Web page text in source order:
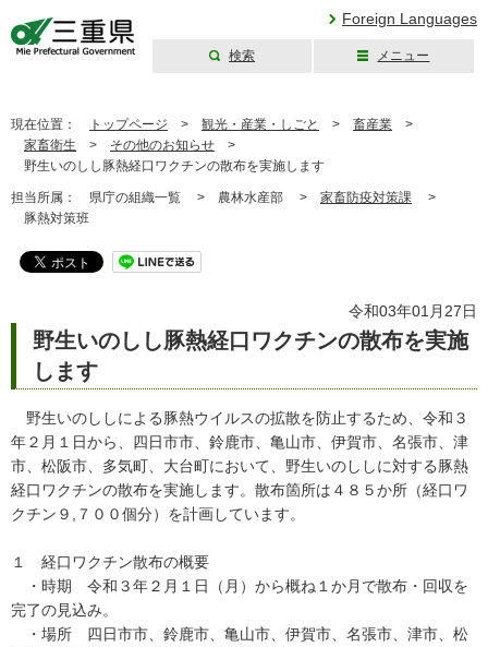
Foreign Languages
検索 メニュー
現在位置： トップページ > 観光・産業・しごと > 畜産業 >
家畜衛生 > その他のお知らせ >
野生いのしし豚熱経口ワクチンの散布を実施します
担当所属： 県庁の組織一覧 > 農林水産部 > 家畜防疫対策課 >
豚熱対策班
令和03年01月27日
野生いのしし豚熱経口ワクチンの散布を実施
します
野生いのししによる豚熱ウイルスの拡散を防止するため、令和３
年２月１日から、四日市市、鈴鹿市、亀山市、伊賀市、名張市、津
市、松阪市、多気町、大台町において、野生いのししに対する豚熱
経口ワクチンの散布を実施します。散布箇所は４８５か所（経口ワ
クチン９,７００個分）を計画しています。
１ 経口ワクチン散布の概要
・時期 令和３年２月１日（月）から概ね１か月で散布・回収を
完了の見込み。
・場所 四日市市、鈴鹿市、亀山市、伊賀市、名張市、津市、松